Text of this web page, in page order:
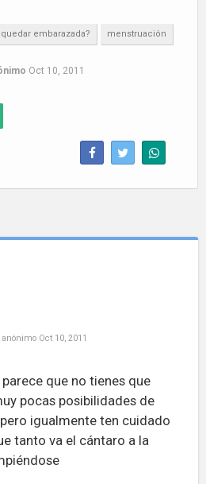
embarazada? menstruación
Oct 10, 2011
anónimo Oct 10, 2011
que no tienes que
pocas posibilidades de
igualmente ten cuidado
tanto va el cántaro a la